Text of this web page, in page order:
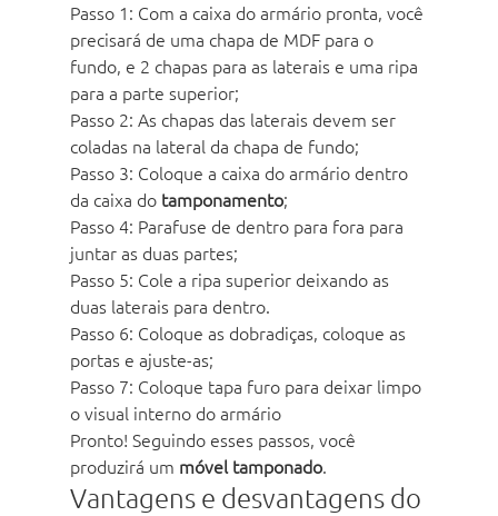
Passo 1: Com a caixa do armário pronta, você
precisará de uma chapa de MDF para o
fundo, e 2 chapas para as laterais e uma ripa
para a parte superior;
Passo 2: As chapas das laterais devem ser
coladas na lateral da chapa de fundo;
Passo 3: Coloque a caixa do armário dentro
da caixa do tamponamento;
Passo 4: Parafuse de dentro para fora para
juntar as duas partes;
Passo 5: Cole a ripa superior deixando as
duas laterais para dentro.
Passo 6: Coloque as dobradiças, coloque as
portas e ajuste-as;
Passo 7: Coloque tapa furo para deixar limpo
o visual interno do armário
Pronto! Seguindo esses passos, você
produzirá um móvel tamponado.
Vantagens e desvantagens do